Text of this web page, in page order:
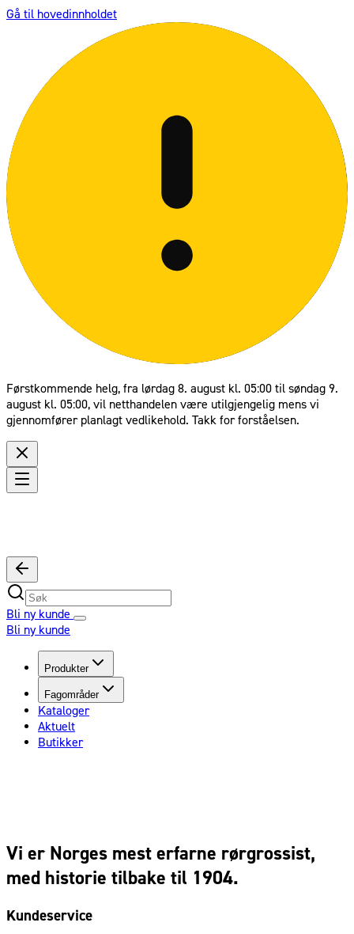
Gå til hovedinnholdet
Førstkommende helg, fra lørdag 8. august kl. 05:00 til søndag 9.
august kl. 05:00, vil netthandelen være utilgjengelig mens vi
gjennomfører planlagt vedlikehold. Takk for forståelsen.
Bli ny kunde
Bli ny kunde
Produkter
Fagområder
Kataloger
Aktuelt
Butikker
Vi er Norges mest erfarne rørgrossist,
med historie tilbake til 1904.
Kundeservice